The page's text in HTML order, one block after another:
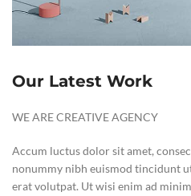
Our Latest Work
WE ARE CREATIVE AGENCY
Accum luctus dolor sit amet,
nonummy nibh euismod tincidunt
erat volutpat. Ut wisi enim ad